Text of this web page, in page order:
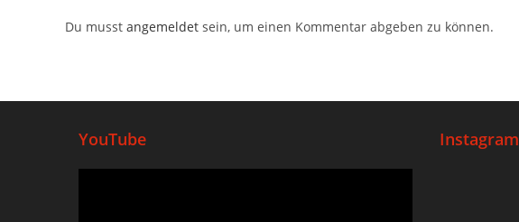
Du musst angemeldet sein, um einen Kommentar abgeben zu können.
YouTube Instagram